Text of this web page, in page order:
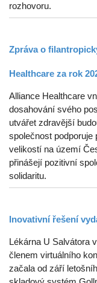
rozhovoru.
Zpráva o
Healthcare za rok
Alliance Healthcare
dosahování svého
utvářet zdravější
společnost
velikostí na území
přinášejí pozitivní
solidaritu.
Inovativní řešení
Lékárna U Salvátora
členem virtuálního
začala od září